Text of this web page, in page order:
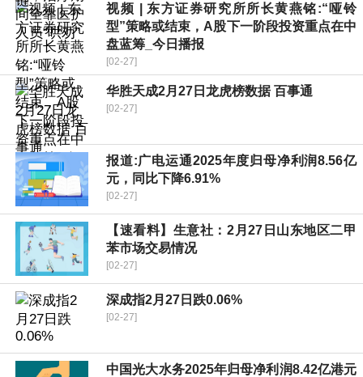
视频 | 东方证券研究所所长黄燕铭:“哑铃
型”策略或结束，A股下一阶段投资重点在中
盘蓝筹_今日播报
[02-27]
华胜天成2月27日龙虎榜数据 百事通
[02-27]
报道:广电运通2025年度归母净利润8.56亿
元，同比下降6.91%
[02-27]
【速看料】生意社：2月27日山东地区二甲
苯市场交易情况
[02-27]
深成指2月27日跌0.06%
[02-27]
中国光大水务2025年归母净利润8.42亿港元